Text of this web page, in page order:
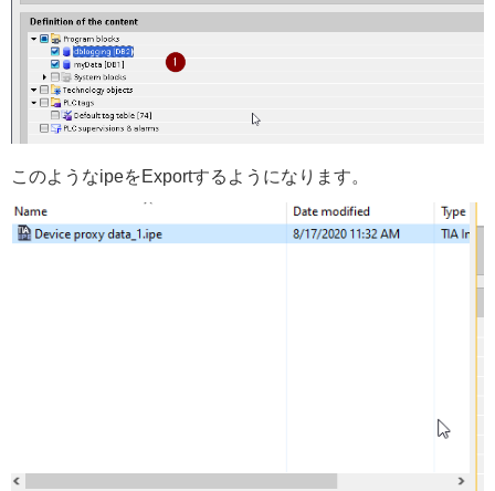
このようなipeをExportするようになります。